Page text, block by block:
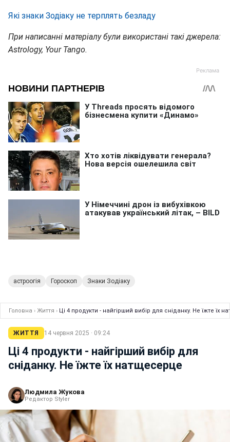
Які знаки Зодіаку не терплять безладу
При написанні матеріалу були використані такі джерела:
Astrology, Your Tango.
астроогія Гороскоп Знаки Зодіаку
Головна › Життя › Ці 4 продукти - найгірший вибір для сніданку. Не їжте їх
ЖИТТЯ 14 червня 2025 · 09:24
Ці 4 продукти - найгірший вибір для
сніданку. Не їжте їх натщесерце
Людмила Жукова
Редактор Styler